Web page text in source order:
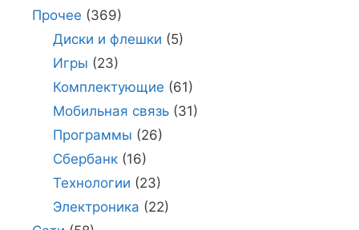
Прочее (369)
Диски и флешки (5)
Игры (23)
Комплектующие (61)
Мобильная связь(31)
Программы (26)
Сбербанк(16)
Технологии (23)
Электроника (22)